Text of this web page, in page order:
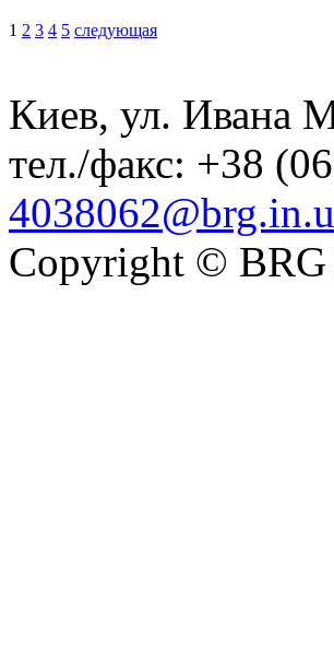
1 2 3 4 5 следующая
Киев, ул. Ивана
тел./факс: +38
Copyright © BRG